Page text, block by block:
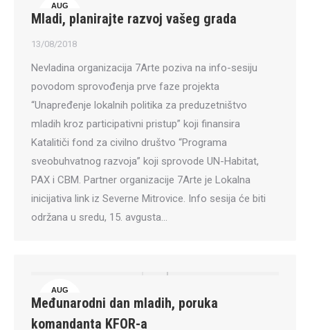
AUG
13
Mladi, planirajte razvoj vašeg grada
13/08/2018
Nevladina organizacija 7Arte poziva na info-sesiju
povodom sprovođenja prve faze projekta
“Unapređenje lokalnih politika za preduzetništvo
mladih kroz participativni pristup” koji finansira
Katalitiči fond za civilno društvo “Programa
sveobuhvatnog razvoja” koji sprovode UN-Habitat,
PAX i CBM. Partner organizacije 7Arte je Lokalna
inicijativa link iz Severne Mitrovice. Info sesija će biti
održana u sredu, 15. avgusta…
AUG
12
Međunarodni dan mladih, poruka
komandanta KFOR-a